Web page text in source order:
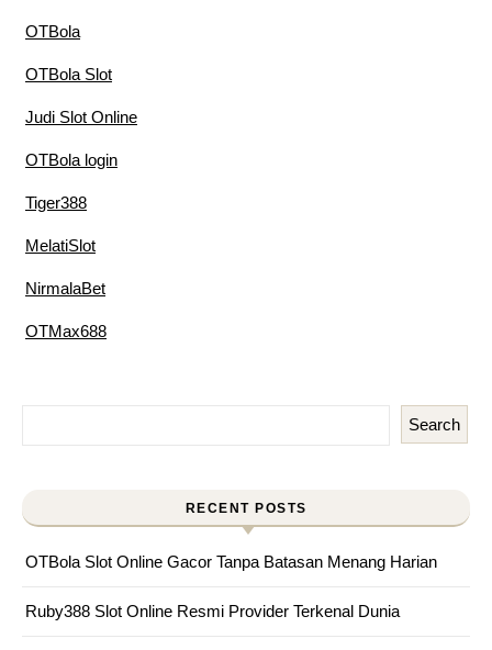
OTBola
OTBola Slot
Judi Slot Online
OTBola login
Tiger388
MelatiSlot
NirmalaBet
OTMax688
Search
RECENT POSTS
OTBola Slot Online Gacor Tanpa Batasan Menang Harian
Ruby388 Slot Online Resmi Provider Terkenal Dunia